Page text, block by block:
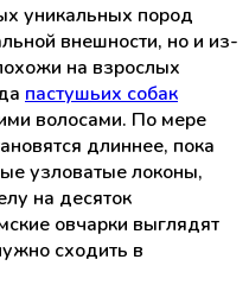
уникальных пород
внешности, но и из-
на взрослых
пастушьих собак
волосами. По мере
длиннее, пока
узловатые локоны,
на десяток
овчарки выглядят
сходить в